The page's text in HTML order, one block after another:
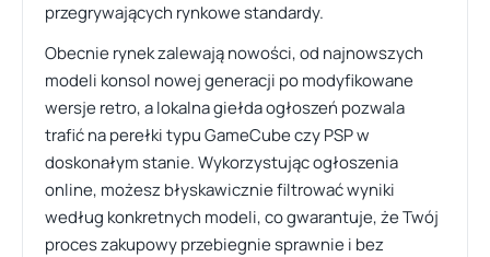
przegrywających rynkowe standardy.
Obecnie rynek zalewają nowości, od najnowszych
modeli konsol nowej generacji po modyfikowane
wersje retro, a lokalna giełda ogłoszeń pozwala
trafić na perełki typu GameCube czy PSP w
doskonałym stanie. Wykorzystując ogłoszenia
online, możesz błyskawicznie filtrować wyniki
według konkretnych modeli, co gwarantuje, że Twój
proces zakupowy przebiegnie sprawnie i bez